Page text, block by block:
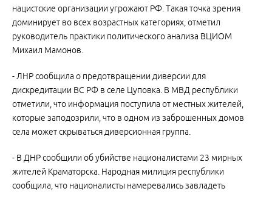
нацистские организации угрожают РФ. Такая точка зрения
доминирует во всех возрастных категориях, отметил
руководитель практики политического анализа ВЦИОМ
Михаил Мамонов.
- ЛНР сообщила о предотвращении диверсии для
дискредитации ВС РФ в селе Цуповка. В МВД республики
отметили, что информация поступила от местных жителей,
которые заподозрили, что в одном из заброшенных домов
села может скрываться диверсионная группа.
- В ДНР сообщили об убийстве националистами 23 мирных
жителей Краматорска. Народная милиция республики
сообщила, что националисты намеревались завладеть